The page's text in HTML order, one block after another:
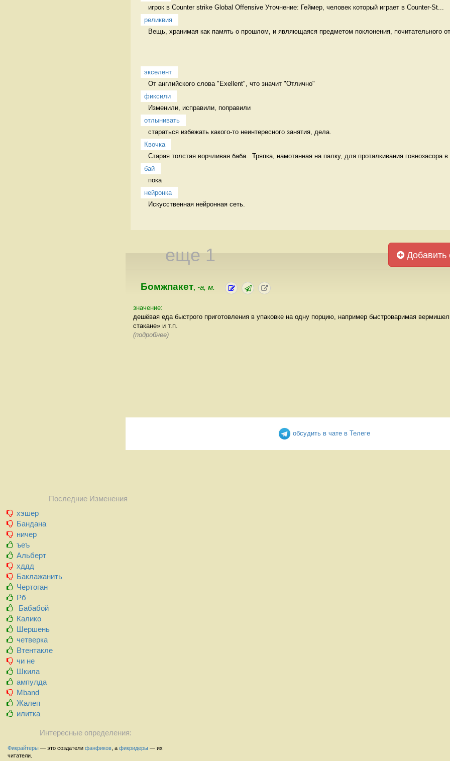
игрок в Counter strike Global Offensive Уточнение: Геймер, человек который играет в Counter-St...
реликвия
Вещь, хранимая как память о прошлом, и являющаяся предметом поклонения, почитательного
экселент
От английского слова "Exellent", что значит "Отлично"
фиксили
Изменили, исправили, поправили
отлынивать
стараться избежать какого-то неинтересного занятия, дела.
Квочка
Старая толстая ворчливая баба.  Тряпка, намотанная на палку, для проталкивания говнозасора в
бай
пока
нейронка
Искусственная нейронная сеть.
еще 1 Добавить
Бомжпакет, -а, м.
значение:
дешёвая еда быстрого приготовления в упаковке на одну порцию, например быстроваримая
стакане» и т.п.
(подробнее)
обсудить в чате в Телеге
Последние Изменения
хэшер
Бандана
ничер
ъеъ
Альберт
хддд
Баклажанить
Чертоган
Рб
Бабабой
Калико
Шершень
четверка
Втентакле
чи не
Шкила
ампулда
Mband
Жалеп
илитка
Интересные определения:
Фикрайтеры — это создатели фанфиков , а фикридеры — их
читатели.